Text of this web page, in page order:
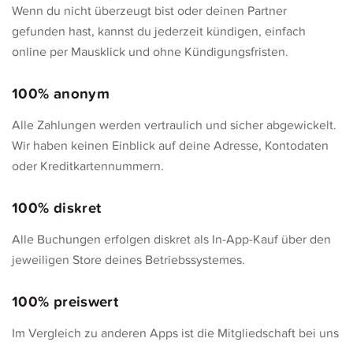
Wenn du nicht überzeugt bist oder deinen Partner
gefunden hast, kannst du jederzeit kündigen, einfach
online per Mausklick und ohne Kündigungsfristen.
100% anonym
Alle Zahlungen werden vertraulich und sicher abgewickelt.
Wir haben keinen Einblick auf deine Adresse, Kontodaten
oder Kreditkartennummern.
100% diskret
Alle Buchungen erfolgen diskret als In-App-Kauf über den
jeweiligen Store deines Betriebssystemes.
100% preiswert
Im Vergleich zu anderen Apps ist die Mitgliedschaft bei uns